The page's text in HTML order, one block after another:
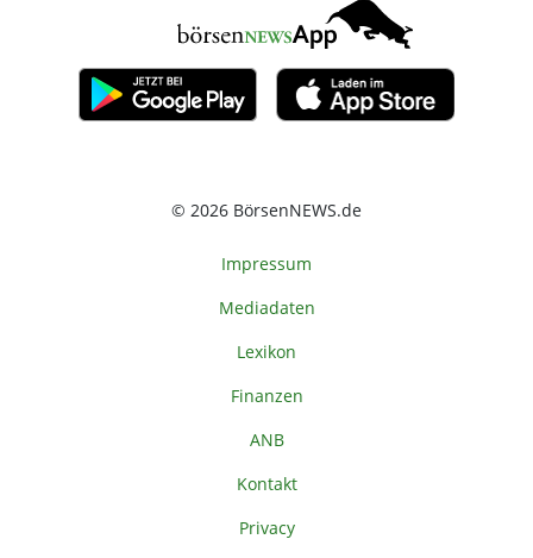
© 2026 BörsenNEWS.de
Impressum
Mediadaten
Lexikon
Finanzen
ANB
Kontakt
Privacy